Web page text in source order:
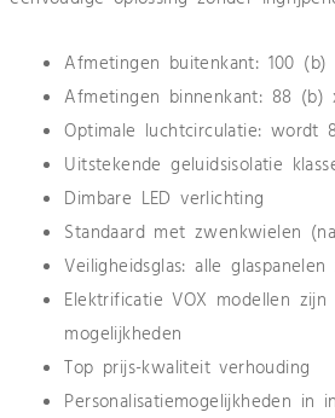
Afmetingen buitenkant: 100
Afmetingen binnenkant: 88
Optimale luchtcirculatie: wordt
Uitstekende geluidsisolatie
Dimbare LED verlichting
Standaard met zwenkwielen
Veiligheidsglas: alle
Elektrificatie VOX modellen
mogelijkheden
Top prijs-kwaliteit verhouding
Personalisatiemogelijkheden in